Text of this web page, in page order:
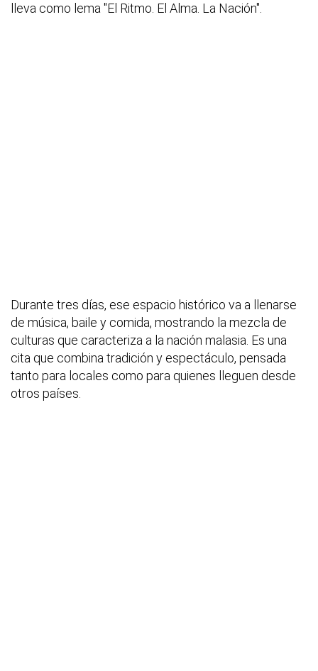
lleva como lema "El Ritmo. El Alma. La Nación".
Durante tres días, ese espacio histórico va a llenarse
de música, baile y comida, mostrando la mezcla de
culturas que caracteriza a la nación malasia. Es una
cita que combina tradición y espectáculo, pensada
tanto para locales como para quienes lleguen desde
otros países.